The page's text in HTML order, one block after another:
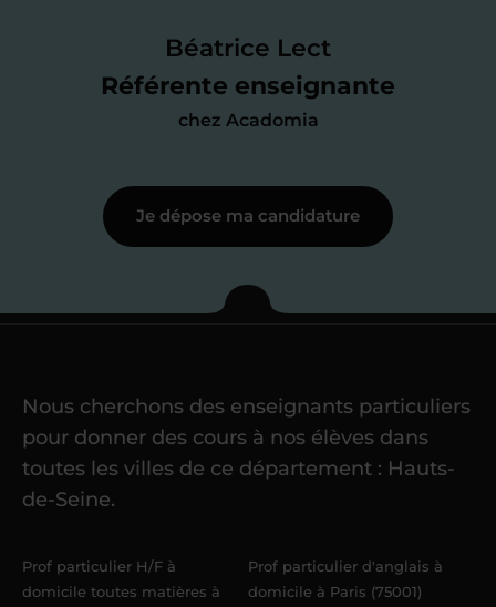
Béatrice Lect
Référente enseignante
chez Acadomia
des programmes scolaires(et pouvoir
me mettre à jour au besoin) et
j’échange en direct avec un chargé de
Étape 3
Je commence mes
Une fois ma candidature validée,mon
référent me confie mes premiers
élèvesdans un délai de6 jours
maximum
Je dépose ma candidature
Nous cherchons des enseignants particuliers
pour donner des cours à nos élèves dans
toutes les villes de ce département : Hauts-
de-Seine.
Prof particulier H/F à
domicile toutes matières à
Prof particulier d'anglais à
domicile à Paris (75001)